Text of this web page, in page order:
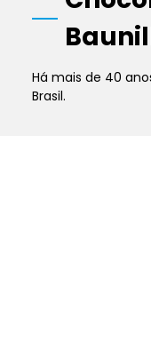
Há mais de 40
Brasil.